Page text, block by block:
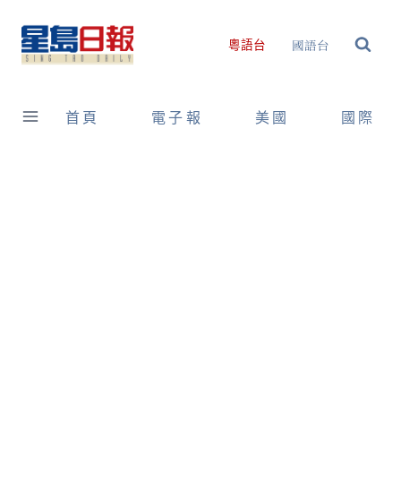
content
粵語台 國語台
首頁 電子報 美國 國際